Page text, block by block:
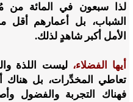
لذا سبعون في المائة من
الشباب، بل أعمارهم
الأمل أكبر شاهدٍ لذلك.
أيها الفضلاء، ليست اللذة
تعاطي المخدِّرات، بل هناك
فهناك التجربة والفضول